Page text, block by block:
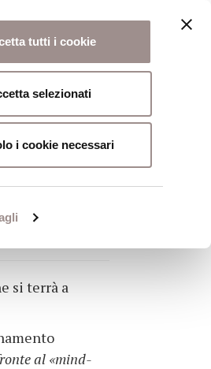
tutti i cookie
selezionati
i cookie necessari
Scuola Alti Studi
si terrà a
al «mind-